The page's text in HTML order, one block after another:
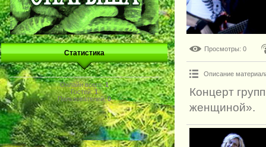
Статистика
Онлайн всего:1
Гостей:1
Пользователей:0
Просмотры: 0
Описание
Концерт
женщиной».